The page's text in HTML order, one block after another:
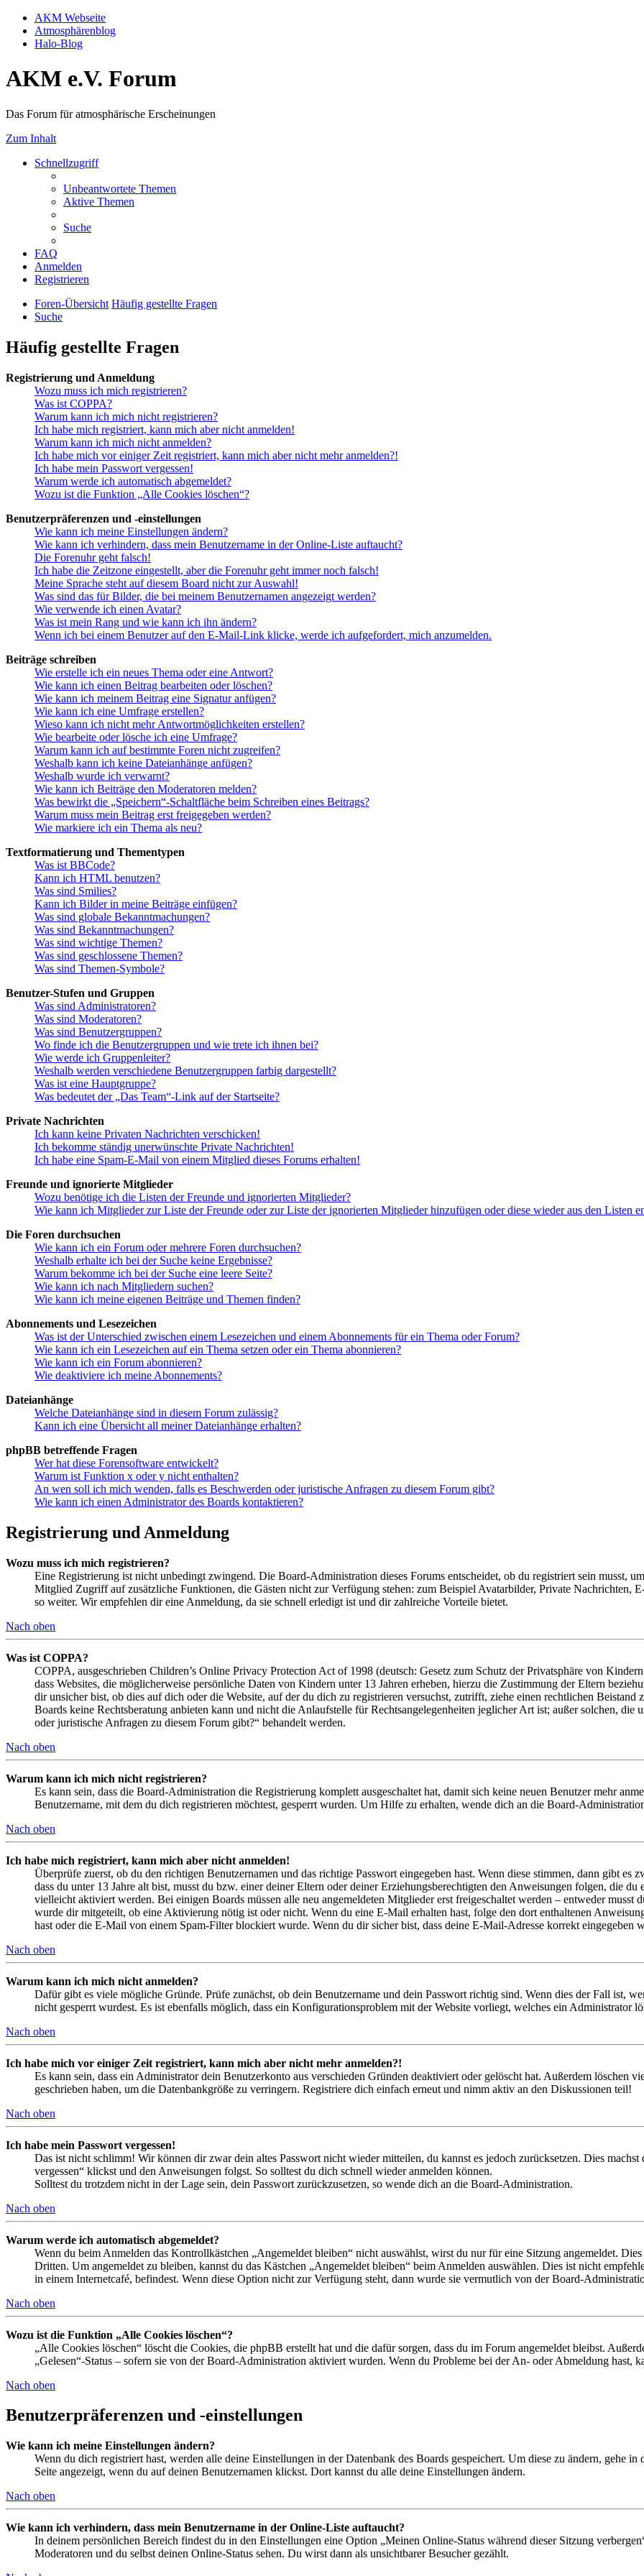
AKM Webseite
Atmosphärenblog
Halo-Blog
AKM e.V. Forum
Das Forum für atmosphärische Erscheinungen
Zum Inhalt
Schnellzugriff
Unbeantwortete Themen
Aktive Themen
Suche
FAQ
Anmelden
Registrieren
Foren-Übersicht Häufig gestellte Fragen
Suche
Häufig gestellte Fragen
Registrierung und Anmeldung
Wozu muss ich mich registrieren?
Was ist COPPA?
Warum kann ich mich nicht registrieren?
Ich habe mich registriert, kann mich aber nicht anmelden!
Warum kann ich mich nicht anmelden?
Ich habe mich vor einiger Zeit registriert, kann mich aber nicht mehr anmelden?!
Ich habe mein Passwort vergessen!
Warum werde ich automatisch abgemeldet?
Wozu ist die Funktion „Alle Cookies löschen“?
Benutzerpräferenzen und -einstellungen
Wie kann ich meine Einstellungen ändern?
Wie kann ich verhindern, dass mein Benutzername in der Online-Liste auftaucht?
Die Forenuhr geht falsch!
Ich habe die Zeitzone eingestellt, aber die Forenuhr geht immer noch falsch!
Meine Sprache steht auf diesem Board nicht zur Auswahl!
Was sind das für Bilder, die bei meinem Benutzernamen angezeigt werden?
Wie verwende ich einen Avatar?
Was ist mein Rang und wie kann ich ihn ändern?
Wenn ich bei einem Benutzer auf den E-Mail-Link klicke, werde ich aufgefordert, mich anzumelden.
Beiträge schreiben
Wie erstelle ich ein neues Thema oder eine Antwort?
Wie kann ich einen Beitrag bearbeiten oder löschen?
Wie kann ich meinem Beitrag eine Signatur anfügen?
Wie kann ich eine Umfrage erstellen?
Wieso kann ich nicht mehr Antwortmöglichkeiten erstellen?
Wie bearbeite oder lösche ich eine Umfrage?
Warum kann ich auf bestimmte Foren nicht zugreifen?
Weshalb kann ich keine Dateianhänge anfügen?
Weshalb wurde ich verwarnt?
Wie kann ich Beiträge den Moderatoren melden?
Was bewirkt die „Speichern“-Schaltfläche beim Schreiben eines Beitrags?
Warum muss mein Beitrag erst freigegeben werden?
Wie markiere ich ein Thema als neu?
Textformatierung und Thementypen
Was ist BBCode?
Kann ich HTML benutzen?
Was sind Smilies?
Kann ich Bilder in meine Beiträge einfügen?
Was sind globale Bekanntmachungen?
Was sind Bekanntmachungen?
Was sind wichtige Themen?
Was sind geschlossene Themen?
Was sind Themen-Symbole?
Benutzer-Stufen und Gruppen
Was sind Administratoren?
Was sind Moderatoren?
Was sind Benutzergruppen?
Wo finde ich die Benutzergruppen und wie trete ich ihnen bei?
Wie werde ich Gruppenleiter?
Weshalb werden verschiedene Benutzergruppen farbig dargestellt?
Was ist eine Hauptgruppe?
Was bedeutet der „Das Team“-Link auf der Startseite?
Private Nachrichten
Ich kann keine Privaten Nachrichten verschicken!
Ich bekomme ständig unerwünschte Private Nachrichten!
Ich habe eine Spam-E-Mail von einem Mitglied dieses Forums erhalten!
Freunde und ignorierte Mitglieder
Wozu benötige ich die Listen der Freunde und ignorierten Mitglieder?
Wie kann ich Mitglieder zur Liste der Freunde oder zur Liste der ignorierten Mitglieder hinzufügen oder diese wieder aus den Listen
Die Foren durchsuchen
Wie kann ich ein Forum oder mehrere Foren durchsuchen?
Weshalb erhalte ich bei der Suche keine Ergebnisse?
Warum bekomme ich bei der Suche eine leere Seite?
Wie kann ich nach Mitgliedern suchen?
Wie kann ich meine eigenen Beiträge und Themen finden?
Abonnements und Lesezeichen
Was ist der Unterschied zwischen einem Lesezeichen und einem Abonnements für ein Thema oder Forum?
Wie kann ich ein Lesezeichen auf ein Thema setzen oder ein Thema abonnieren?
Wie kann ich ein Forum abonnieren?
Wie deaktiviere ich meine Abonnements?
Dateianhänge
Welche Dateianhänge sind in diesem Forum zulässig?
Kann ich eine Übersicht all meiner Dateianhänge erhalten?
phpBB betreffende Fragen
Wer hat diese Forensoftware entwickelt?
Warum ist Funktion x oder y nicht enthalten?
An wen soll ich mich wenden, falls es Beschwerden oder juristische Anfragen zu diesem Forum gibt?
Wie kann ich einen Administrator des Boards kontaktieren?
Registrierung und Anmeldung
Wozu muss ich mich registrieren?
Eine Registrierung ist nicht unbedingt zwingend. Die Board-Administration dieses Forums entscheidet, ob du registriert sein musst,
Mitglied Zugriff auf zusätzliche Funktionen, die Gästen nicht zur Verfügung stehen: zum Beispiel Avatarbilder, Private Nachrichten,
so weiter. Wir empfehlen dir eine Anmeldung, da sie schnell erledigt ist und dir zahlreiche Vorteile bietet.
Nach oben
Was ist COPPA?
COPPA, ausgeschrieben Children’s Online Privacy Protection Act of 1998 (deutsch: Gesetz zum Schutz der Privatsphäre von
dass Websites, die möglicherweise persönliche Daten von Kindern unter 13 Jahren erheben, hierzu die Zustimmung der Eltern
dir unsicher bist, ob dies auf dich oder die Website, auf der du dich zu registrieren versuchst, zutrifft, ziehe einen rechtlichen
Boards keine Rechtsberatung anbieten kann und nicht die Anlaufstelle für Rechtsangelegenheiten jeglicher Art ist; außer solchen,
oder juristische Anfragen zu diesem Forum gibt?“ behandelt werden.
Nach oben
Warum kann ich mich nicht registrieren?
Es kann sein, dass die Board-Administration die Registrierung komplett ausgeschaltet hat, damit sich keine neuen Benutzer mehr
Benutzername, mit dem du dich registrieren möchtest, gesperrt wurden. Um Hilfe zu erhalten, wende dich an die Board-
Nach oben
Ich habe mich registriert, kann mich aber nicht anmelden!
Überprüfe zuerst, ob du den richtigen Benutzernamen und das richtige Passwort eingegeben hast. Wenn diese stimmen, dann gibt es
dass du unter 13 Jahre alt bist, musst du bzw. einer deiner Eltern oder deiner Erziehungsberechtigten den Anweisungen folgen, die
vielleicht aktiviert werden. Bei einigen Boards müssen alle neu angemeldeten Mitglieder erst freigeschaltet werden – entweder musst
wurde dir mitgeteilt, ob eine Aktivierung nötig ist oder nicht. Wenn du eine E-Mail erhalten hast, folge den dort enthaltenen
hast oder die E-Mail von einem Spam-Filter blockiert wurde. Wenn du dir sicher bist, dass deine E-Mail-Adresse korrekt eingegeben
Nach oben
Warum kann ich mich nicht anmelden?
Dafür gibt es viele mögliche Gründe. Prüfe zunächst, ob dein Benutzername und dein Passwort richtig sind. Wenn dies der Fall ist,
nicht gesperrt wurdest. Es ist ebenfalls möglich, dass ein Konfigurationsproblem mit der Website vorliegt, welches ein Administrator
Nach oben
Ich habe mich vor einiger Zeit registriert, kann mich aber nicht mehr anmelden?!
Es kann sein, dass ein Administrator dein Benutzerkonto aus verschieden Gründen deaktiviert oder gelöscht hat. Außerdem löschen
geschrieben haben, um die Datenbankgröße zu verringern. Registriere dich einfach erneut und nimm aktiv an den Diskussionen teil!
Nach oben
Ich habe mein Passwort vergessen!
Das ist nicht schlimm! Wir können dir zwar dein altes Passwort nicht wieder mitteilen, du kannst es jedoch zurücksetzen. Dies
vergessen“ klickst und den Anweisungen folgst. So solltest du dich schnell wieder anmelden können.
Solltest du trotzdem nicht in der Lage sein, dein Passwort zurückzusetzen, so wende dich an die Board-Administration.
Nach oben
Warum werde ich automatisch abgemeldet?
Wenn du beim Anmelden das Kontrollkästchen „Angemeldet bleiben“ nicht auswählst, wirst du nur für eine Sitzung angemeldet.
Dritten. Um angemeldet zu bleiben, kannst du das Kästchen „Angemeldet bleiben“ beim Anmelden auswählen. Dies ist nicht
in einem Internetcafé, befindest. Wenn diese Option nicht zur Verfügung steht, dann wurde sie vermutlich von der Board-
Nach oben
Wozu ist die Funktion „Alle Cookies löschen“?
„Alle Cookies löschen“ löscht die Cookies, die phpBB erstellt hat und die dafür sorgen, dass du im Forum angemeldet bleibst.
„Gelesen“-Status – sofern sie von der Board-Administration aktiviert wurden. Wenn du Probleme bei der An- oder Abmeldung hast,
Nach oben
Benutzerpräferenzen und -einstellungen
Wie kann ich meine Einstellungen ändern?
Wenn du dich registriert hast, werden alle deine Einstellungen in der Datenbank des Boards gespeichert. Um diese zu ändern, gehe
Seite angezeigt, wenn du auf deinen Benutzernamen klickst. Dort kannst du alle deine Einstellungen ändern.
Nach oben
Wie kann ich verhindern, dass mein Benutzername in der Online-Liste auftaucht?
In deinem persönlichen Bereich findest du in den Einstellungen eine Option „Meinen Online-Status während dieser Sitzung
Moderatoren und du selbst deinen Online-Status sehen. Du wirst dann als unsichtbarer Besucher gezählt.